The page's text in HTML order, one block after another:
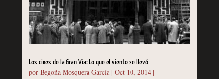
Los cines de la Gran Vía: Lo que el viento se llevó
por Begoña Mosquera García| Oct 10, 2014|